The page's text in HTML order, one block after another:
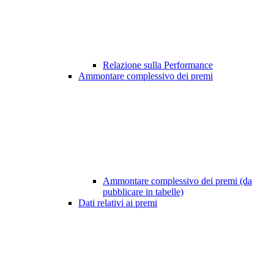
Relazione sulla Performance
Ammontare complessivo dei premi
Ammontare complessivo dei premi (da
pubblicare in tabelle)
Dati relativi ai premi